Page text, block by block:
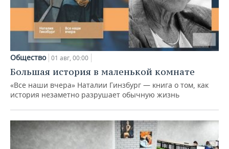
Общество 01 авг, 00:00
Большая история в маленькой комнате
«Все наши вчера» Наталии Гинзбург — книга о том, как
история незаметно разрушает обычную жизнь